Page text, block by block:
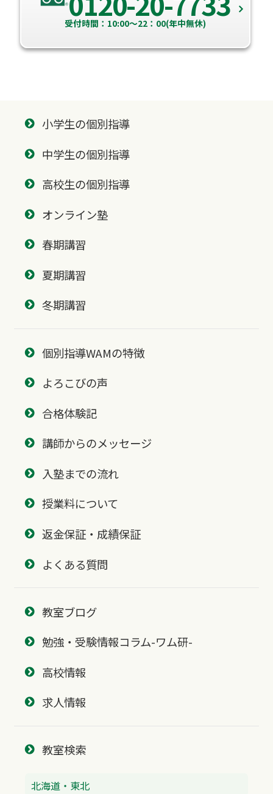
受付時間：10:00～22：00(年中無休)
小学生の個別指導
中学生の個別指導
高校生の個別指導
オンライン塾
春期講習
夏期講習
冬期講習
個別指導WAMの特徴
よろこびの声
合格体験記
講師からのメッセージ
入塾までの流れ
授業料について
返金保証・成績保証
よくある質問
教室ブログ
勉強・受験情報コラム-ワム研-
高校情報
求人情報
教室検索
北海道・東北